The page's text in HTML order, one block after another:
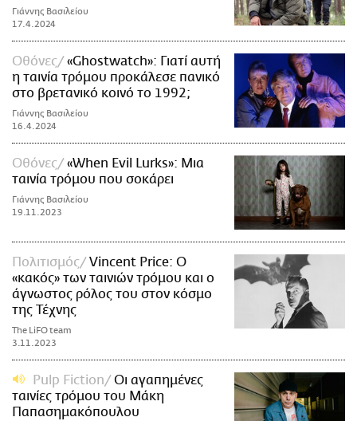
Γιάννης Βασιλείου
17.4.2024
Οθόνες
«Ghostwatch»: Γιατί αυτή
η ταινία τρόμου προκάλεσε πανικό
στο βρετανικό κοινό το 1992;
Γιάννης Βασιλείου
16.4.2024
Οθόνες
«When Evil Lurks»: Μια
ταινία τρόμου που σοκάρει
Γιάννης Βασιλείου
19.11.2023
Πολιτισμός
Vincent Price: Ο
«κακός» των ταινιών τρόμου και ο
άγνωστος ρόλος του στον κόσμο
της Τέχνης
The LiFO team
3.11.2023
Pulp Fiction
Οι αγαπημένες
ταινίες τρόμου του Μάκη
Παπασημακόπουλου